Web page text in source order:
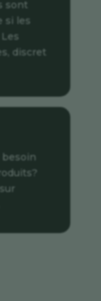
sont
si les
discret
besoin